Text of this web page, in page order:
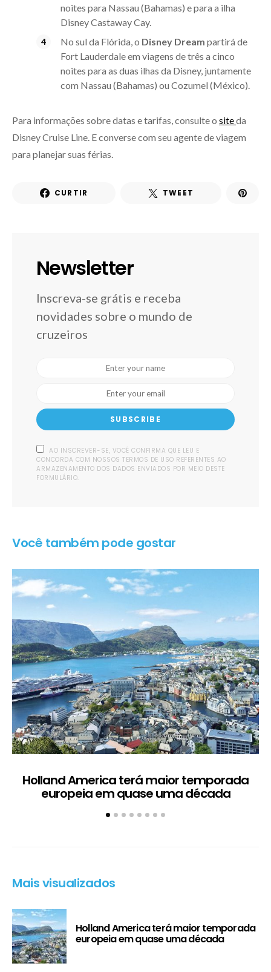
noites para Nassau (Bahamas) e para a ilha
Disney Castaway Cay.
No sul da Flórida, o Disney Dream partirá de
Fort Lauderdale em viagens de três a cinco
noites para as duas ilhas da Disney, juntamente
com Nassau (Bahamas) ou Cozumel (México).
Para informações sobre datas e tarifas, consulte o siteda
Disney Cruise Line. E converse com seu agente de viagem
para planejar suas férias.
CURTIR TWEET
Newsletter
Inscreva-se grátis e receba
novidades sobre o mundo de
cruzeiros
SUBSCRIBE
AO INSCREVER-SE, VOCÊ CONFIRMA QUE LEU E
CONCORDA COM NOSSOS TERMOS DE USO REFERENTES AO
ARMAZENAMENTO DOS DADOS ENVIADOS POR MEIO DESTE
FORMULÁRIO.
Você também pode gostar
Holland America terá maior temporada
europeia em quase uma década
Mais visualizados
Holland America terá maior temporada
europeia em quase uma década